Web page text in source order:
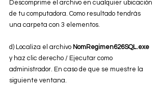
Descomprime el archivo en cualquier ubicación
de tu computadora. Como resultado tendrás
una carpeta con 3 elementos.
d) Localiza el archivo NomRegimen626SQL.exe
y haz clic derecho / Ejecutar como
administrador. En caso de que se muestre la
siguiente ventana.